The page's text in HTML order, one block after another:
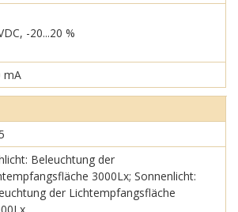
-20...20 %
mA
Beleuchtung der
3000Lx; Sonnenlicht:
der Lichtempfangsfläche